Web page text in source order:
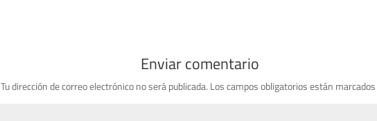
Enviar comentario
Tu dirección de correo electrónico no será publicada. Los campos obligatorios están